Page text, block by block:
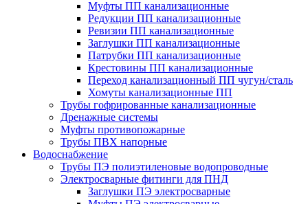
Муфты ПП канализационные
Редукции ПП канализационные
Ревизии ПП канализационные
Заглушки ПП канализационные
Патрубки ПП канализационные
Крестовины ПП канализационные
Переход канализационный ПП чугун/сталь
Хомуты канализационные ПП
Трубы гофрированные канализационные
Дренажные системы
Муфты противопожарные
Трубы ПВХ напорные
Водоснабжение
Трубы ПЭ полиэтиленовые водопроводные
Электросварные фитинги для ПНД
Заглушки ПЭ электросварные